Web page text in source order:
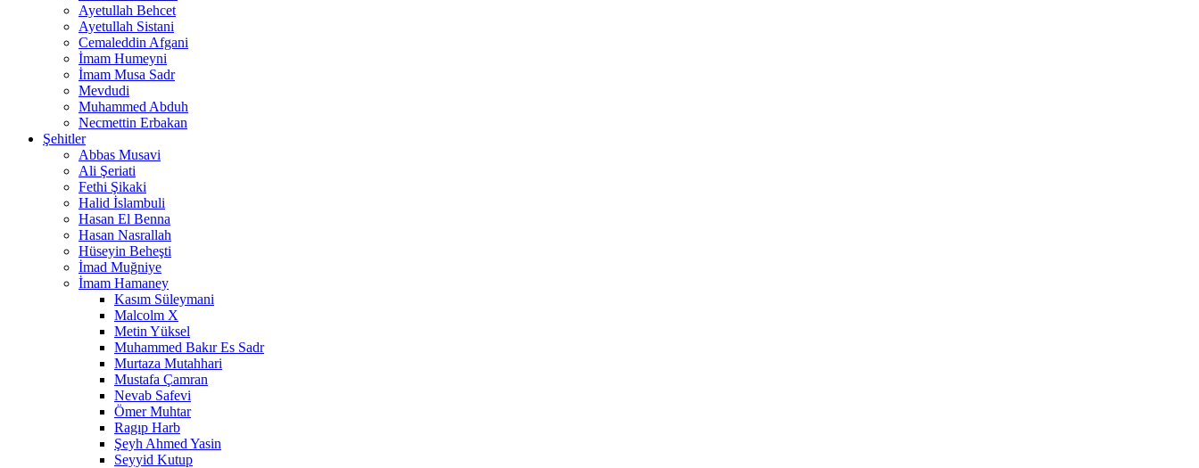
Ayetullah Behcet
Ayetullah Sistani
Cemaleddin Afgani
İmam Humeyni
İmam Musa Sadr
Mevdudi
Muhammed Abduh
Necmettin Erbakan
Şehitler
Abbas Musavi
Ali Şeriati
Fethi Şikaki
Halid İslambuli
Hasan El Benna
Hasan Nasrallah
Hüseyin Beheşti
İmad Muğniye
İmam Hamaney
Kasım Süleymani
Malcolm X
Metin Yüksel
Muhammed Bakır Es Sadr
Murtaza Mutahhari
Mustafa Çamran
Nevab Safevi
Ömer Muhtar
Ragıp Harb
Şeyh Ahmed Yasin
Seyyid Kutup